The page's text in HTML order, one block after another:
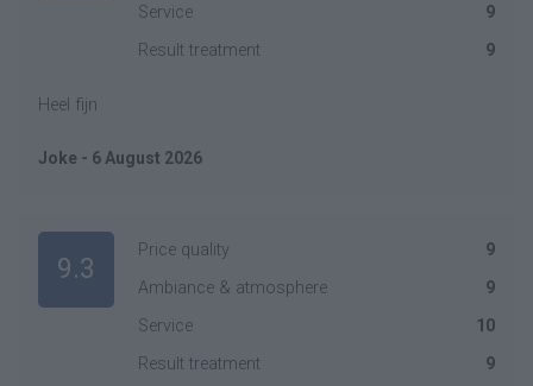
Service
9
Result treatment
9
Heel fijn
Joke - 6 August 2026
9.3
Price quality
9
Ambiance & atmosphere
9
Service
10
Result treatment
9